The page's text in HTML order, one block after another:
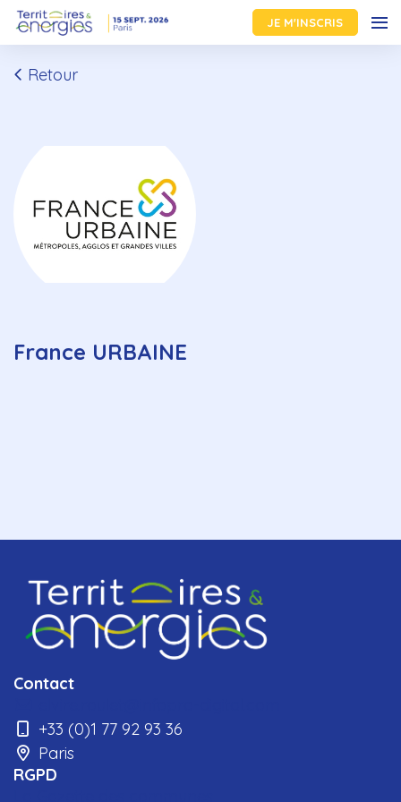
JE M'INSCRIS
Retour
France URBAINE
Contact
+33 (0)1 77 92 93 36
Paris
RGPD